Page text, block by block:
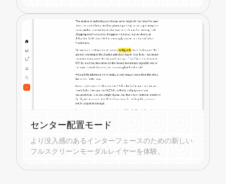
センター配置モード
より没入感のあるインターフェースのための新しい
フルスクリーンモーダルレイヤーを体験。